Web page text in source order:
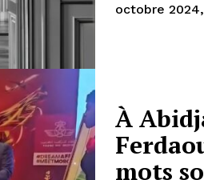
octobre
À
mots